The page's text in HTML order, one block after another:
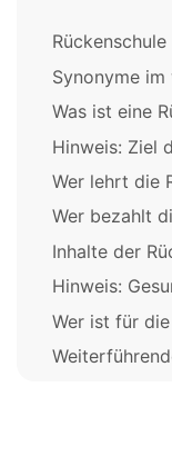
Rückenschule
Synonyme
Was ist eine
Hinweis: Ziel
Wer lehrt die
Wer bezahlt
Inhalte der
Hinweis:
Wer ist für